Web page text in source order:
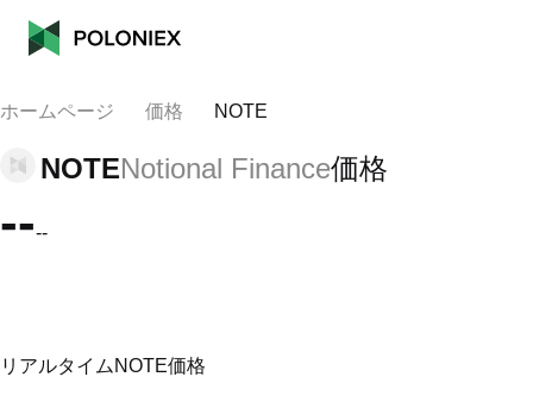
ホームページ 価格 NOTE
NOTENotional Finance価格
----
リアルタイムNOTE価格